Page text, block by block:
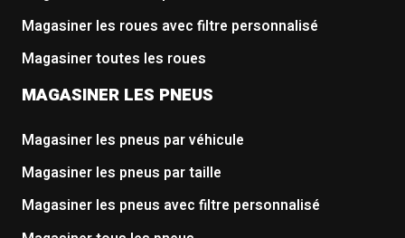
Magasiner les roues avec filtre personnalisé
Magasiner toutes les roues
MAGASINER LES PNEUS
Magasiner les pneus par véhicule
Magasiner les pneus par taille
Magasiner les pneus avec filtre personnalisé